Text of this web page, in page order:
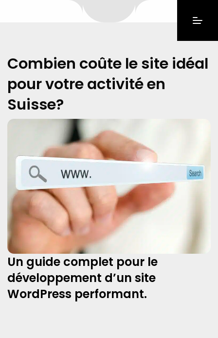
Combien coûte le site idéal
pour votre activité en
Suisse?
Un guide complet pour le
développement d’un site
WordPress performant.